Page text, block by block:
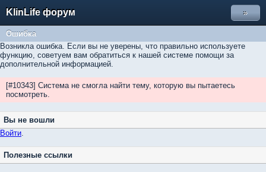
KlinLife форум »
Ошибка
Возникла ошибка. Если вы не уверены, что правильно используете
функцию, советуем вам обратиться к нашей системе помощи за
дополнительной информацией.
[#10343] Система не смогла найти тему, которую вы пытаетесь
посмотреть.
Вы не вошли
Войти.
Полезные ссылки